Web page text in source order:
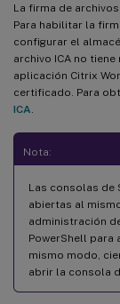
La firma de
Para habilitar la
configurar el
archivo ICA no
aplicación Citrix
certificado. Para
ICA
Nota:
Las consolas de
abiertas al
administración
PowerShell para
mismo modo,
abrir la consola